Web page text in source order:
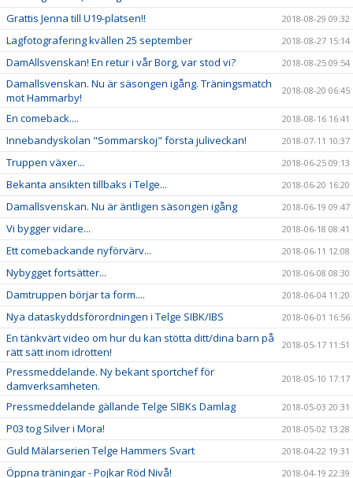
Grattis Jenna till U19-platsen!! 2018-08-29 09:32
Lagfotografering kvällen 25 september 2018-08-27 15:14
DamAllsvenskan! En retur i vår Borg, var stod vi? 2018-08-25 09:54
Damallsvenskan. Nu är säsongen igång. Träningsmatch
mot Hammarby!
2018-08-20 06:45
En comeback.... 2018-08-16 16:41
Innebandyskolan "Sommarskoj" första juliveckan! 2018-07-11 10:37
Truppen växer... 2018-06-25 09:13
Bekanta ansikten tillbaks i Telge... 2018-06-20 16:20
Damallsvenskan. Nu är äntligen säsongen igång 2018-06-19 09:47
Vi bygger vidare... 2018-06-18 08:41
Ett comebackande nyförvärv... 2018-06-11 12:08
Nybygget fortsätter... 2018-06-08 08:30
Damtruppen börjar ta form.... 2018-06-04 11:20
Nya dataskyddsförordningen i Telge SIBK/IBS 2018-06-01 16:56
En tänkvärt video om hur du kan stötta ditt/dina barn på
rätt sätt inom idrotten!
2018-05-17 11:51
Pressmeddelande. Ny bekant sportchef för
damverksamheten.
2018-05-10 17:17
Pressmeddelande gällande Telge SIBKs Damlag 2018-05-03 20:31
P03 tog Silver i Mora! 2018-05-02 13:28
Guld Mälarserien Telge Hammers Svart 2018-04-22 19:31
Öppna träningar - Pojkar Röd Nivå! 2018-04-19 22:39